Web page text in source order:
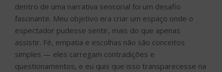
dentro de uma narrativa sensorial foi um desafio
fascinante. Meu objetivo era criar um espaço onde o
espectador pudesse sentir, mais do que apenas
assistir. Fé, empatia e escolhas não são conceitos
simples — eles carregam contradições e
questionamentos, e eu quis que isso transparecesse na